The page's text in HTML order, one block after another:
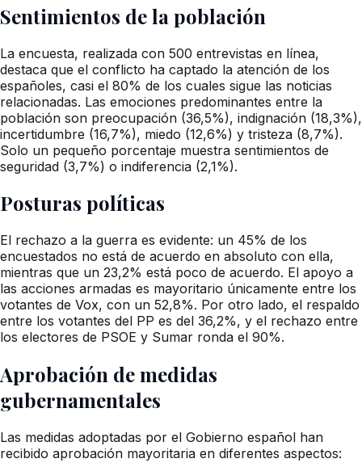
Sentimientos de la población
La encuesta, realizada con 500 entrevistas en línea,
destaca que el conflicto ha captado la atención de los
españoles, casi el 80% de los cuales sigue las noticias
relacionadas. Las emociones predominantes entre la
población son preocupación (36,5%), indignación (18,3%),
incertidumbre (16,7%), miedo (12,6%) y tristeza (8,7%).
Solo un pequeño porcentaje muestra sentimientos de
seguridad (3,7%) o indiferencia (2,1%).
Posturas políticas
El rechazo a la guerra es evidente: un 45% de los
encuestados no está de acuerdo en absoluto con ella,
mientras que un 23,2% está poco de acuerdo. El apoyo a
las acciones armadas es mayoritario únicamente entre los
votantes de Vox, con un 52,8%. Por otro lado, el respaldo
entre los votantes del PP es del 36,2%, y el rechazo entre
los electores de PSOE y Sumar ronda el 90%.
Aprobación de medidas
gubernamentales
Las medidas adoptadas por el Gobierno español han
recibido aprobación mayoritaria en diferentes aspectos: